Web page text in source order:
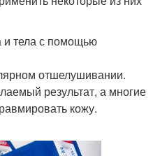
и тела с помощью
отшелушивании.
результат, а многие
кожу.